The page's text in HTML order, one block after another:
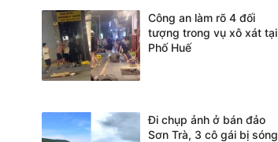
Công an làm rõ 4 đối
tượng trong vụ xô xát tại
Phố Huế
Đi chụp ảnh ở bán đảo
Sơn Trà, 3 cô gái bị sóng